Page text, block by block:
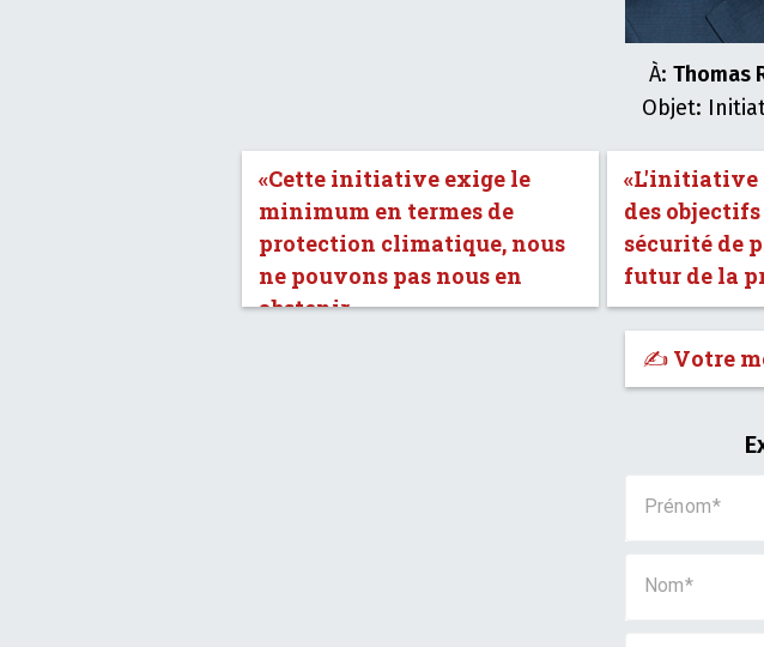
À: Thomas
Objet:
«Cette initiative exige le
minimum en termes de
protection climatique, nous
ne pouvons pas nous en
abstenir.»
«L'initiative
des
sécurité de
futur de la
✍️ Votre
Prénom
Nom